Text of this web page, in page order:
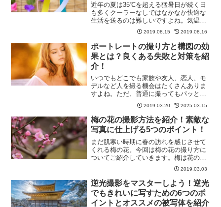
近年の夏は35℃を超える猛暑日が続く日
も多くクーラーなしではなかなか快適な
生活を送るのは難しいですよね。気温の
観測データは1875年から残っています
が、そのデータからも確実に暑い日が増
えているようです。それでも、日本の夏
は湿度が高く昔から夏...
2019.08.15 2019.08.16
ポートレートの撮り方と構図の効
果とは？良くある失敗と対策を紹
介！
いつでもどこでも家族や友人、恋人、モ
デルなど人を撮る機会はたくさんありま
すよね。ただ、普通に撮ってもパッとし
ない写真になったり、最近はスマホの性
能も良くなっているのでスマホと撮った
のとあまり変わらなかったりします。そ
こで、今回はポートレート...
2019.03.20 2025.03.15
梅の花の撮影方法を紹介！素敵な
写真に仕上げる5つのポイント！
まだ肌寒い時期に春の訪れを感じさせて
くれる梅の花。今回は梅の花の撮り方に
ついてご紹介していきます。梅は花の密
度が小さい品種も多く撮るのが難しい被
写体でもあります。少しでも撮るための
ヒントになれば嬉しいです。一輪の花に
焦点を当てよう点々と咲い...
2019.03.03
逆光撮影をマスターしよう！逆光
でもきれいに写すための6つのポ
イントとオススメの被写体を紹介